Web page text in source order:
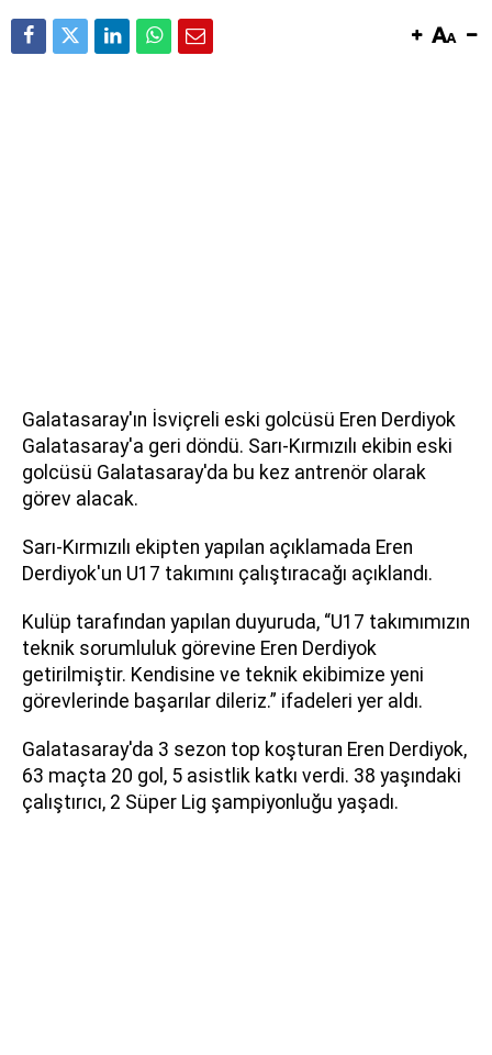
Galatasaray'ın İsviçreli eski golcüsü Eren Derdiyok
Galatasaray'a geri döndü. Sarı-Kırmızılı ekibin eski
golcüsü Galatasaray'da bu kez antrenör olarak
görev alacak.
Sarı-Kırmızılı ekipten yapılan açıklamada Eren
Derdiyok'un U17 takımını çalıştıracağı açıklandı.
Kulüp tarafından yapılan duyuruda, “U17 takımımızın
teknik sorumluluk görevine Eren Derdiyok
getirilmiştir. Kendisine ve teknik ekibimize yeni
görevlerinde başarılar dileriz.” ifadeleri yer aldı.
Galatasaray'da 3 sezon top koşturan Eren Derdiyok,
63 maçta 20 gol, 5 asistlik katkı verdi. 38 yaşındaki
çalıştırıcı, 2 Süper Lig şampiyonluğu yaşadı.